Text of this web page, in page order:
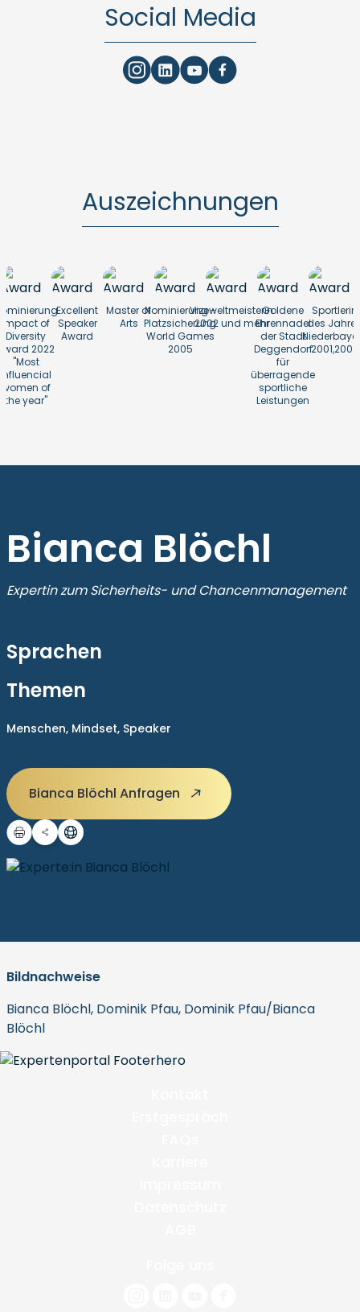
Social Media
Auszeichnungen
Impact of
Diversity
2022
"Most
influencial
women of
the year"
Excellent
Speaker
Award
Master of
Arts
Nominierung -
Platzsicherung
World Games
2005
Vizeweltmeisterin
2002 und mehr
Goldene
Ehrennadel
der Stadt
Deggendorf
für
überragende
sportliche
Leistungen
Sportlerin
des
2001,2002
Bianca Blöchl
Expertin zum Sicherheits- und Chancenmanagement
Sprachen
Themen
Menschen, Mindset, Speaker
Bianca Blöchl Anfragen
Bildnachweise
Bianca Blöchl, Dominik Pfau, Dominik Pfau/Bianca
Blöchl